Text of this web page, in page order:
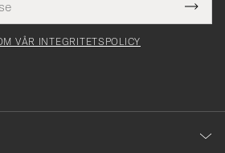
VÅR INTEGRITETSPOLICY